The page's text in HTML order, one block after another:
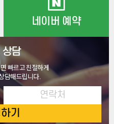
네이버 예약
상담
빠르고 친절하게
담해드립니다.
기